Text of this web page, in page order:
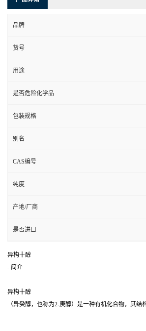
品牌
货号
用途
是否危险化学品
包装规格
别名
CAS编号
纯度
产地/厂商
是否进口
异构十醇
- 简介
异构十醇
（异癸醇，也称为2-庚醇）是一种有机化合物，其结